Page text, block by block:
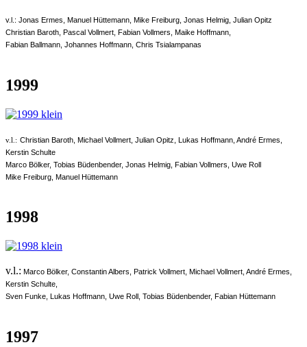
v.l.: Jonas Ermes, Manuel Hüttemann, Mike Freiburg, Jonas Helmig, Julian Opitz
Christian Baroth, Pascal Vollmert, Fabian Vollmers, Maike Hoffmann,
Fabian Ballmann, Johannes Hoffmann, Chris Tsialampanas
1999
v.l.: Christian Baroth, Michael Vollmert, Julian Opitz, Lukas Hoffmann, André Ermes,
Kerstin Schulte
Marco Bölker, Tobias Büdenbender, Jonas Helmig, Fabian Vollmers, Uwe Roll
Mike Freiburg, Manuel Hüttemann
1998
v.l.: Marco Bölker, Constantin Albers, Patrick Vollmert, Michael Vollmert, André Ermes,
Kerstin Schulte,
Sven Funke, Lukas Hoffmann, Uwe Roll, Tobias Büdenbender, Fabian Hüttemann
1997